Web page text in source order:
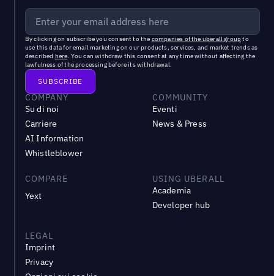
By clicking on subscribe you consent to the companies of the uberall groupto
use this data for email marketing on our products, services, and market trends as
described here. You can withdraw this consent at any time without affecting the
lawfulness of the processing before its withdrawal.
COMPANY
Su di noi
Carriere
AI Information
Whistleblower
COMMUNITY
Eventi
News & Press
COMPARE
Yext
USING UBERALL
Academia
Developer hub
LEGAL
Imprint
Privacy